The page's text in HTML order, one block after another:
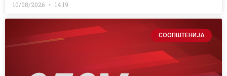
10/08/2026 14:19
СООПШТЕНИЈА